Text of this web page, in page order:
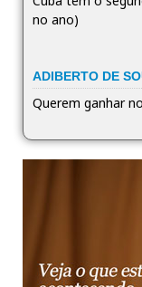
no ano)
ADIBERTO DE
Querem ganhar